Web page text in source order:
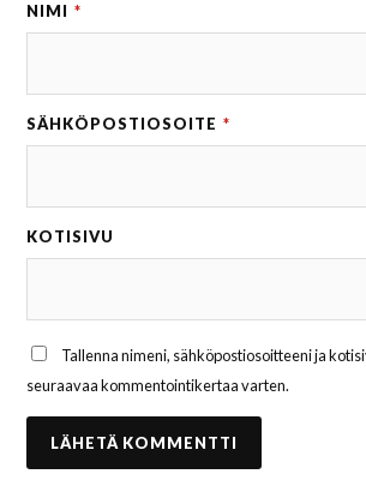
NIMI *
SÄHKÖPOSTIOSOITE *
KOTISIVU
Tallenna nimeni, sähköpostiosoitteeni ja
seuraavaa kommentointikertaa varten.